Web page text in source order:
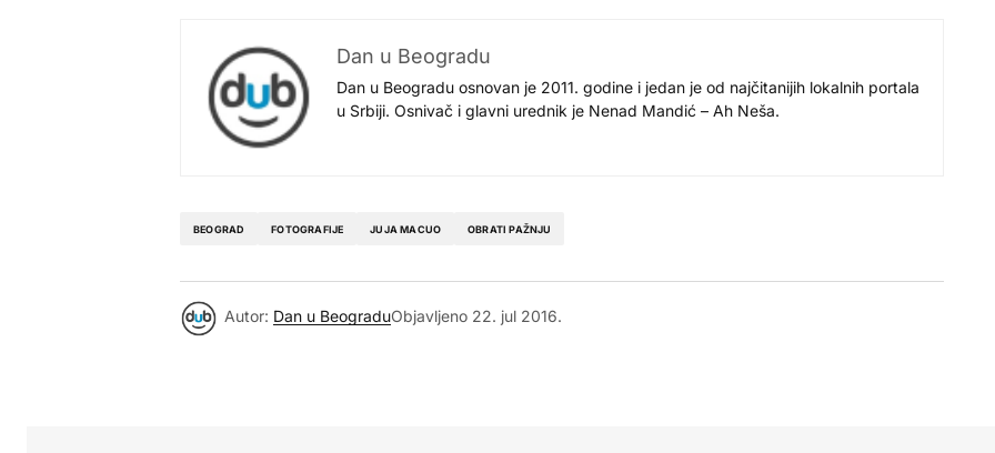
Dan u Beogradu
Dan u Beogradu osnovan je 2011. godine i jedan je od najčitanijih lokalnih portala
u Srbiji. Osnivač i glavni urednik je Nenad Mandić – Ah Neša.
BEOGRAD FOTOGRAFIJE JUJA MACUO OBRATI PAŽNJU
Autor: Dan u BeograduObjavljeno 22. jul 2016.